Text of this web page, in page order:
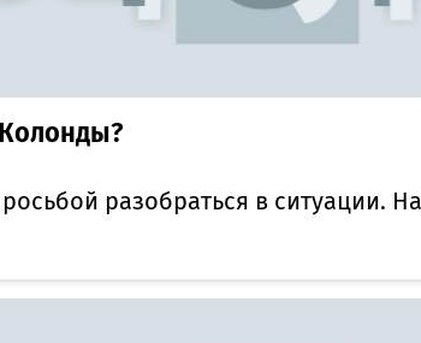
разобраться в ситуации.